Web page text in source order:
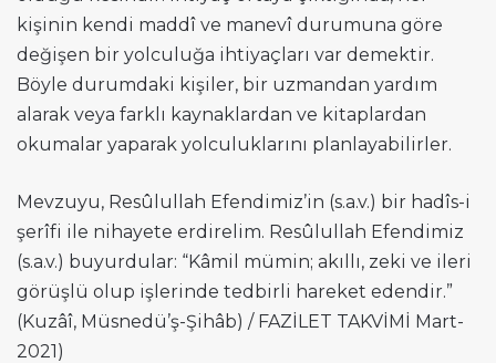
kişinin kendi maddî ve manevî durumuna göre
değişen bir yolculuğa ihtiyaçları var demektir.
Böyle durumdaki kişiler, bir uzmandan yardım
alarak veya farklı kaynaklardan ve kitaplardan
okumalar yaparak yolculuklarını planlayabilirler.
Mevzuyu, Resûlullah Efendimiz’in (s.a.v.) bir hadîs-i
şerîfi ile nihayete erdirelim. Resûlullah Efendimiz
(s.a.v.) buyurdular: “Kâmil mümin; akıllı, zeki ve ileri
görüşlü olup işlerinde tedbirli hareket edendir.”
(Kuzâî, Müsnedü’ş-Şihâb) / FAZİLET TAKVİMİ Mart-
2021)